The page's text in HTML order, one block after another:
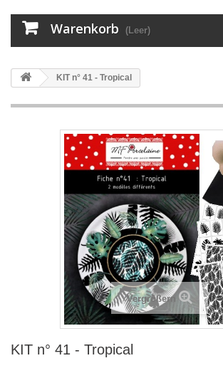
Warenkorb (Leer)
KIT n° 41 - Tropical
Vergrößern
KIT n° 41 - Tropical